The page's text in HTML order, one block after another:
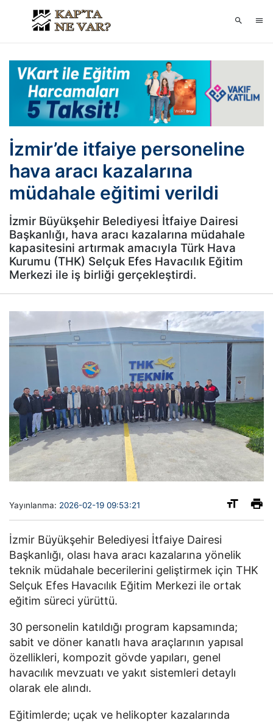
İzmir’de itfaiye personeline
hava aracı kazalarına
müdahale eğitimi verildi
İzmir Büyükşehir Belediyesi İtfaiye Dairesi
Başkanlığı, hava aracı kazalarına müdahale
kapasitesini artırmak amacıyla Türk Hava
Kurumu (THK) Selçuk Efes Havacılık Eğitim
Merkezi ile iş birliği gerçekleştirdi.
Yayınlanma: 2026-02-19 09:53:21
İzmir Büyükşehir Belediyesi İtfaiye Dairesi
Başkanlığı, olası hava aracı kazalarına yönelik
teknik müdahale becerilerini geliştirmek için THK
Selçuk Efes Havacılık Eğitim Merkezi ile ortak
eğitim süreci yürüttü.
30 personelin katıldığı program kapsamında;
sabit ve döner kanatlı hava araçlarının yapısal
özellikleri, kompozit gövde yapıları, genel
havacılık mevzuatı ve yakıt sistemleri detaylı
olarak ele alındı.
Eğitimlerde; uçak ve helikopter kazalarında